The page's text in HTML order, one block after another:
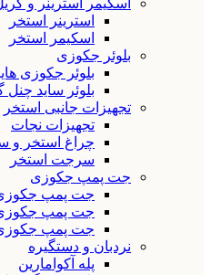
استرینر استخر
اسکیمر استخر
بلوئر جکوزی
بلوئر جکوزی
بلوئر ساید چنل
تجهیزات جانبی استخر
تجهیزات نجات
چراغ استخر و
سرجت استخر
جت پمپ جکوزی
جت پمپ جکوزی
جت پمپ جکوزی
جت پمپ جکوزی
نردبان و دستگیره
پله آکوامارین